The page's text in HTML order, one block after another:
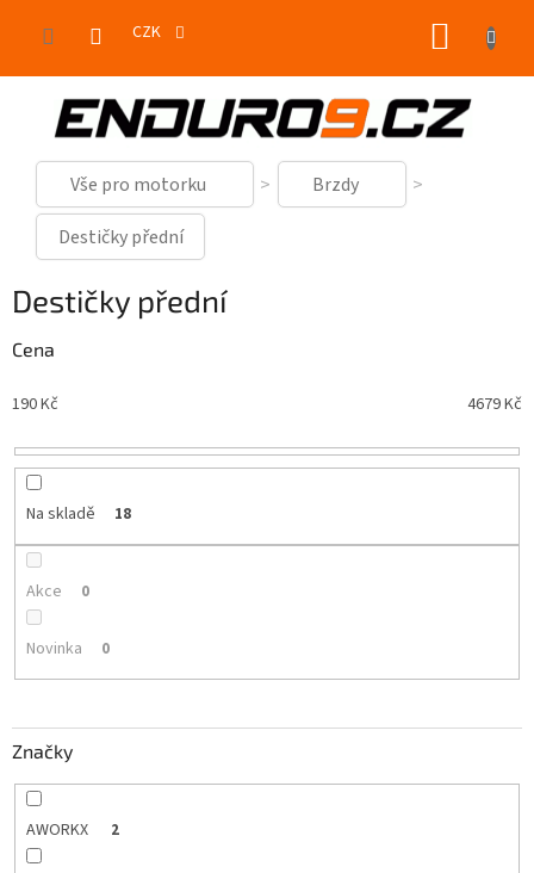
CZK
Vše pro motorku
Brzdy
Destičky přední
Destičky přední
Cena
190Kč 4679Kč
Na skladě 18
Akce 0
Novinka 0
Značky
AWORKX 2